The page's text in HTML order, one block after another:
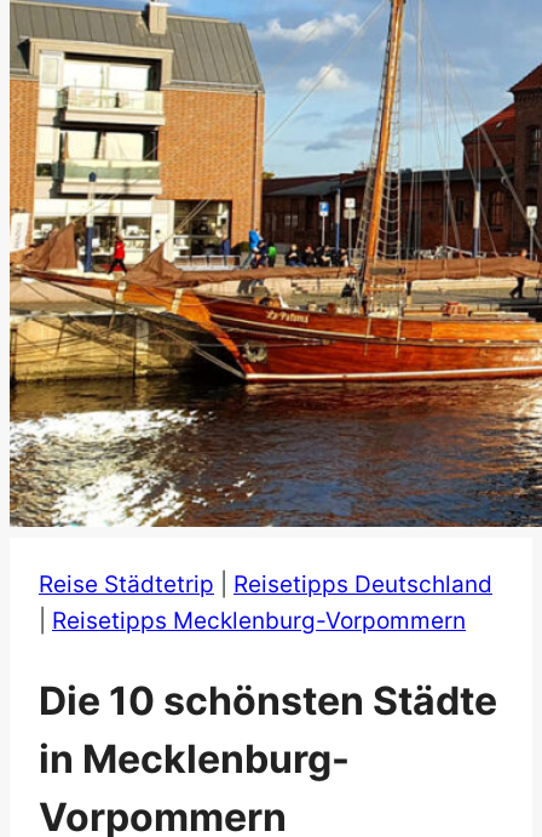
Reise Städtetrip
Reisetipps Deutschland
Reisetipps Mecklenburg-Vorpommern
Die 10 schönsten Städte
in Mecklenburg-
Vorpommern